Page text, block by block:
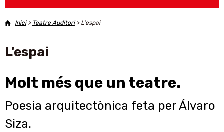
Inici> Teatre Auditori> L'espai
L'espai
Molt més que un teatre.
Poesia arquitectònica feta per Álvaro
Siza.